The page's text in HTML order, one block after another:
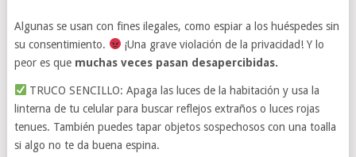
Algunas se usan con fines ilegales, como espiar a los huéspedes sin
su consentimiento.
¡Una grave violación de la privacidad! Y lo
peor es que muchas veces pasan desapercibidas.
TRUCO SENCILLO: Apaga las luces de la habitación y usa la
linterna de tu celular para buscar reflejos extraños o luces rojas
tenues. También puedes tapar objetos sospechosos con una toalla
si algo no te da buena espina.